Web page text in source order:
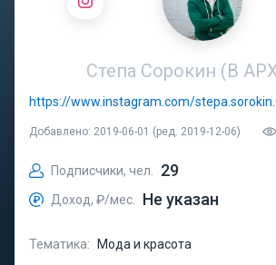
Степа Сорокин (В
https://www.instagram.com/
Добавлено: 2019-06-01 (ред. 2019-12-06)
Подписчики, чел. 29
Доход, ₽/мес. Не указан
Тематика:
Мода и красота